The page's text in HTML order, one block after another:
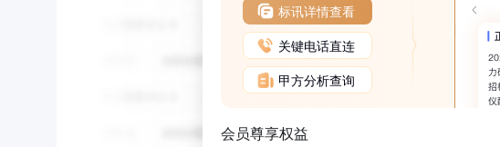
标讯详情查看
关键电话直连
甲方分析查询
会员尊享权益